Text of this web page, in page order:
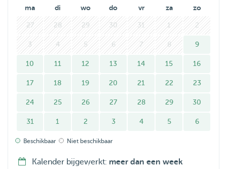
Whether it’s keeping them company, playing, or just
ma di wo do vr za zo
27 28 29 30 31 1 2
3 4 5 6 7 8 9
10 11 12 13 14 15 16
17 18 19 20 21 22 23
24 25 26 27 28 29 30
31 1 2 3 4 5 6
Beschikbaar Niet beschikbaar
Kalender bijgewerkt: meer dan een week